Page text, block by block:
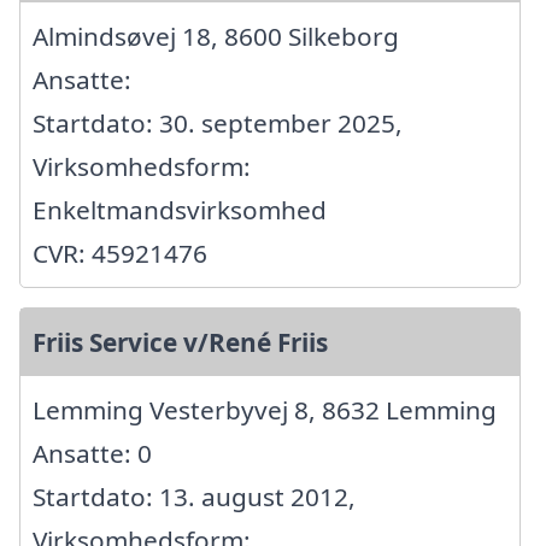
Almindsøvej 18, 8600 Silkeborg
Ansatte:
Startdato: 30. september 2025,
Virksomhedsform:
Enkeltmandsvirksomhed
CVR: 45921476
Friis Service v/René Friis
Lemming Vesterbyvej 8, 8632 Lemming
Ansatte: 0
Startdato: 13. august 2012,